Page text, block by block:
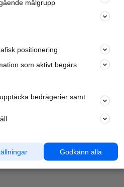
här
målgrupp
positionering
som aktivt begärs
bedrägerier samt
Godkänn alla